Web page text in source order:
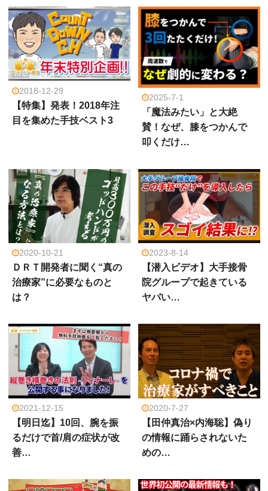
2018-12-29
【特集】発表！2018年注
目を集めた手技ベスト3
2025-7-1
「魔法みたい」と大絶
賛！なぜ、膝をつかんで
叩くだけ…
2020-10-21
ＤＲＴ開発者に聞く“真の
治療家”に必要なものと
は？
2023-8-14
【潜入ビデオ】大手接骨
院グループで起きている
ヤバい…
2021-12-15
【明日迄】10回、腕を振
るだけで首/肩の症状が改
善…
2020-7-27
【田仲真治×内海聡】偽り
の情報に踊らされないた
めの…